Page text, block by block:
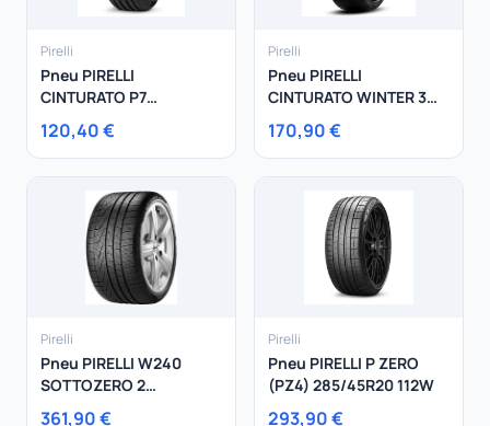
Pirelli
Pneu PIRELLI
CINTURATO P7
215/45R18 89V
120,40 €
Pirelli
Pneu PIRELLI
CINTURATO WINTER 3
235/55R17 103V
170,90 €
Pirelli
Pneu PIRELLI W240
SOTTOZERO 2
245/35R18 92V
361,90 €
Pirelli
Pneu PIRELLI P ZERO
(PZ4) 285/45R20 112W
293,90 €